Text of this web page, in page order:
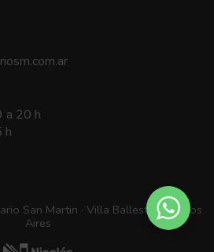
a 20 h
h
San Martin · Villa Ballester, Buenos
Aires